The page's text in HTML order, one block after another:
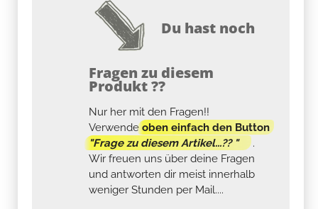
Du hast noch
Fragen zu diesem
Produkt ??
Nur her mit den Fragen!!
Verwendeoben einfach den Button
"Frage zu diesem Artikel...?? "
.
Wir freuen uns über deine Fragen
und antworten dir meist innerhalb
weniger Stunden per Mail....